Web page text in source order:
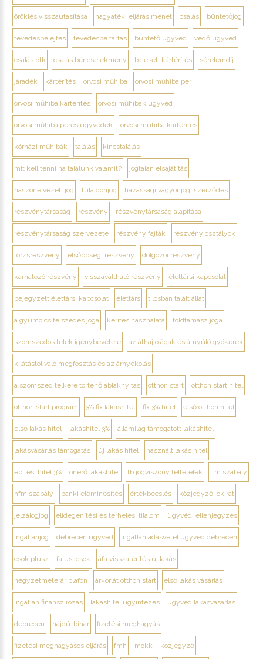
öröklés visszautasítása hagyatéki eljárás menet csalás büntetőjog
tévedésbe ejtés tévedésbe tartás büntető ügyvéd védő ügyvéd
csalás btk csalás bűncselekmény baleseti kártérítés sérelemdíj
járadék kártérítés orvosi műhiba orvosi műhiba per
orvosi műhiba kártérítés orvosi műhibák ügyvéd
orvosi műhiba peres ügyvédek orvosi muhiba kártérítes
kórházi műhibák találás kincstalálás
mit kell tenni ha találunk valamit? jogtalan elsajátítás
haszonélvezeti jog tulajdonjog házassági vagyonjogi szerződés
részvénytársaság részvény részvénytársaság alapítása
részvénytársaság szervezete részvény fajták részvény osztályok
törzsrészvény elsőbbségi részvény dolgozói részvény
kamatozó részvény visszaváltható részvény élettársi kapcsolat
bejegyzett élettársi kapcsolat élettárs tilosban talált állat
a gyümölcs felszedés joga kerítés használata földtámasz joga
szomszédos telek igénybevétele az áthajló ágak és átnyúló gyökerek
kilátástól való megfosztás és az árnyékolás
a szomszéd telkére történő ablaknyitás otthon start otthon start hitel
otthon start program 3% fix lakáshitel fix 3% hitel első otthon hitel
első lakás hitel lakáshitel 3% államilag támogatott lakáshitel
lakásvásárlás támogatás új lakás hitel használt lakás hitel
építési hitel 3% önerő lakáshitel tb jogviszony feltételek jtm szabály
hfm szabály banki előminősítés értékbecslés közjegyzői okirat
jelzálogjog elidegenítési és terhelési tilalom ügyvédi ellenjegyzés
ingatlanjog debrecen ügyvéd ingatlan adásvétel ügyvéd debrecen
csok plusz falusi csok áfa visszatérítés új lakás
négyzetméterár plafon árkorlát otthon start első lakás vásárlás
ingatlan finanszírozás lakáshitel ügyintézés ügyvéd lakásvásárlás
debrecen hajdú-bihar fizetési meghagyás
fizetési meghagyásos eljárás fmh mokk közjegyző